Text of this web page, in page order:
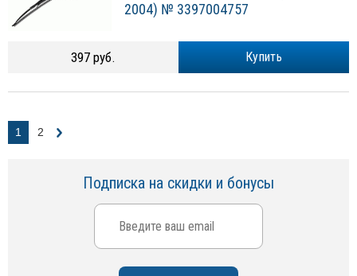
2004) № 3397004757
Купить
397 руб.
1 2
Подписка на скидки и бонусы